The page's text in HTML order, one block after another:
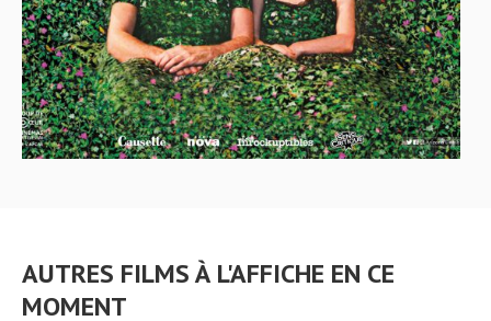
AUTRES FILMS À L'AFFICHE EN CE
MOMENT